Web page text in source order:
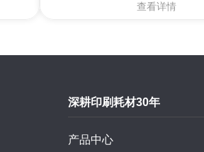
查看详情
深耕印刷耗材30年
产品中心